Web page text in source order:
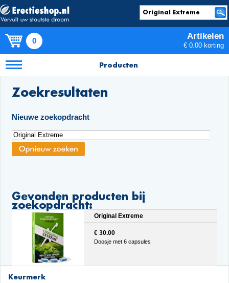
0 Artikelen
€ 0.00 korting
Producten
Zoekresultaten
Nieuwe zoekopdracht
Gevonden producten bij
zoekopdracht:
Original Extreme
€ 30.00
Doosje met 6 capsules
Keurmerk